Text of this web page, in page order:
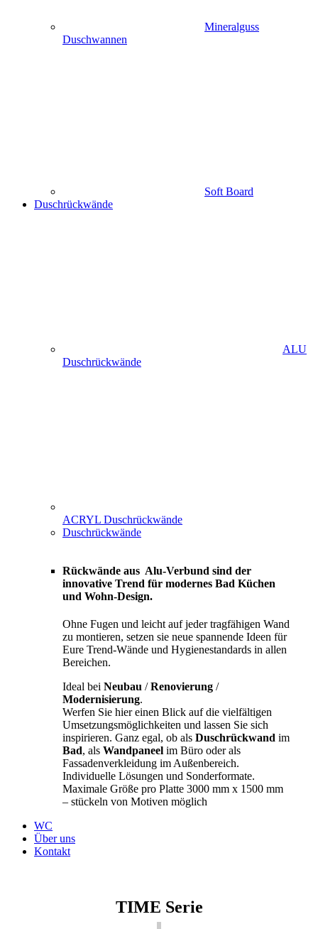
Mineralguss
Duschwannen
Soft Board
Duschrückwände
ALU
Duschrückwände
ACRYL Duschrückwände
Duschrückwände
Rückwände aus Alu-Verbund sind der
innovative Trend für modernes Bad Küchen
und Wohn-Design.
Ohne Fugen und leicht auf jeder tragfähigen Wand
zu montieren, setzen sie neue spannende Ideen für
Eure Trend-Wände und Hygienestandards in allen
Bereichen.
Ideal bei Neubau /Renovierung /
Modernisierung.
Werfen Sie hier einen Blick auf die vielfältigen
Umsetzungsmöglichkeiten und lassen Sie sich
inspirieren. Ganz egal, ob als Duschrückwand im
Bad, als Wandpaneel im Büro oder als
Fassadenverkleidung im Außenbereich.
Individuelle Lösungen und Sonderformate.
Maximale Größe pro Platte 3000 mm x 1500 mm
– stückeln von Motiven möglich
WC
Über uns
Kontakt
TIME Serie